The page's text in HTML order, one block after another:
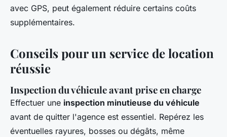
avec GPS, peut également réduire certains coûts
supplémentaires.
Conseils pour un service de location
réussie
Inspection du véhicule avant prise en charge
Effectuer une inspection minutieuse du véhicule
avant de quitter l'agence est essentiel. Repérez les
éventuelles rayures, bosses ou dégâts, même